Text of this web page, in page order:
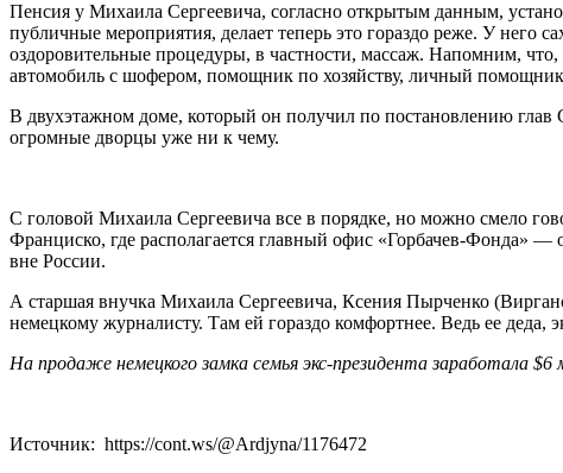
Пенсия у Михаила Сергеевича, согласно открытым данным,
публичные мероприятия, делает теперь это гораздо реже. У него
оздоровительные процедуры, в частности, массаж. Напомним, что,
автомобиль с шофером, помощник по хозяйству, личный
В двухэтажном доме, который он получил по постановлению глав
огромные дворцы уже ни к чему.
С головой Михаила Сергеевича все в порядке, но можно смело
Франциско, где располагается главный офис «Горбачев-Фонда» —
вне России.
А старшая внучка Михаила Сергеевича, Ксения Пырченко
немецкому журналисту. Там ей гораздо комфортнее. Ведь ее
На продаже немецкого замка семья экс-президента заработала $6
Источник: https://cont.ws/@Ardjyna/1176472